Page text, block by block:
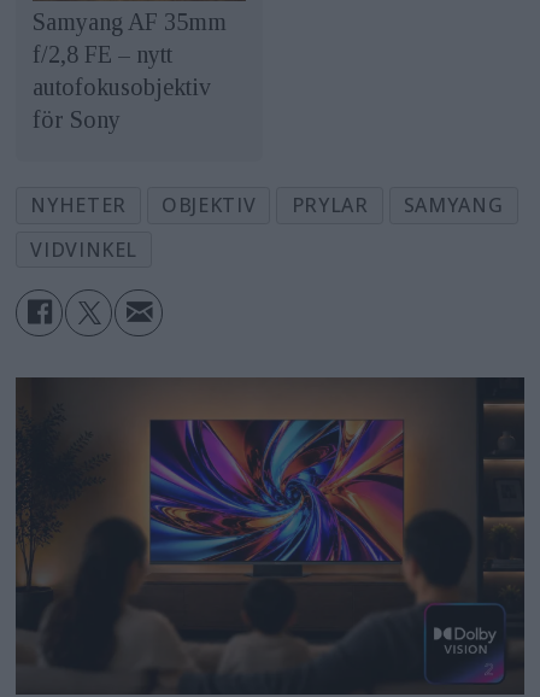
Samyang AF 35mm
f/2,8 FE – nytt
autofokusobjektiv
för Sony
NYHETER OBJEKTIV PRYLAR
SAMYANG
VIDVINKEL